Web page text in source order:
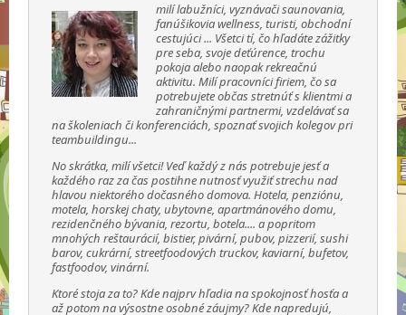
milí labužníci, vyznávači saunovania,
fanúšikovia wellness, turisti, obchodní
cestujúci ... Všetci tí, čo hľadáte zážitky
pre seba, svoje deťúrence, trochu
pokoja alebo naopak rekreačnú
aktivitu. Milí pracovníci firiem, čo sa
potrebujete občas stretnúť s klientmi a
zahraničnými partnermi, vzdelávať sa
na školeniach či konferenciách, spoznať svojich kolegov pri
teambuildingu...
No skrátka, milí všetci! Veď každý z nás potrebuje jesť a
každého raz za čas postihne nutnosť využiť strechu nad
hlavou niektorého dočasného domova. Hotela, penziónu,
motela, horskej chaty, ubytovne, apartmánového domu,
rezidenčného bývania, rezortu, botela.... a popritom
mnohých reštaurácií, bistier, pivární, pubov, pizzerií, sushi
barov, cukrární, streetfoodových truckov, kaviarní, bufetov,
fastfoodov, vinární.
Ktoré stoja za to? Kde najprv hľadia na spokojnosť hosťa a
až potom na výsostne osobné záujmy? Kde napredujú,